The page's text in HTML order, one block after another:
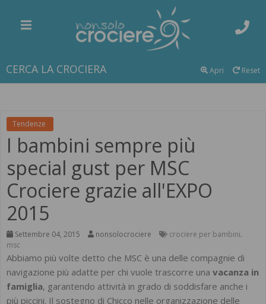
CERCA LA CROCIERA Reset
Apri
Tendenze
I bambini sempre più
special gust per MSC
Crociere grazie all'EXPO
2015
Settembre 04, 2015 nonsolocrociere crociere per bambini,
msc
Abbiamo più volte detto che MSC è una delle compagnie di
navigazione più adatte per chi vuole trascorre una vacanza in
famiglia, garantendo attività in grado di soddisfare anche i
più piccini. Il sostegno di Chicco nelle organizzazione delle